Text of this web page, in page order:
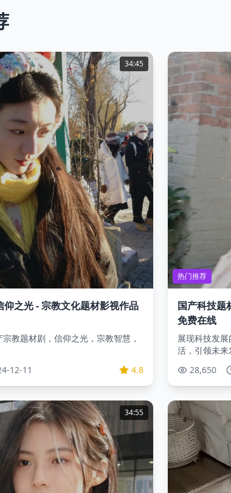
34:45
仰之光 - 宗教文化题材影视作品
教题材剧，信仰之光，宗教智慧，
12-11 4.8
热门推荐
国产科技题
免费在线
展现科技发
活，引领未来
28,650
34:55